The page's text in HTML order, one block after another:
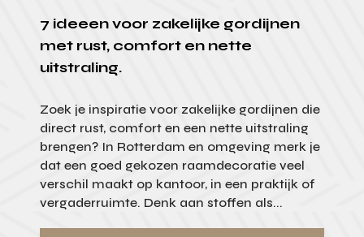
7 ideeen voor zakelijke gordijnen
met rust, comfort en nette
uitstraling.
Zoek je inspiratie voor zakelijke gordijnen die
direct rust, comfort en een nette uitstraling
brengen? In Rotterdam en omgeving merk je
dat een goed gekozen raamdecoratie veel
verschil maakt op kantoor, in een praktijk of
vergaderruimte. Denk aan stoffen als...